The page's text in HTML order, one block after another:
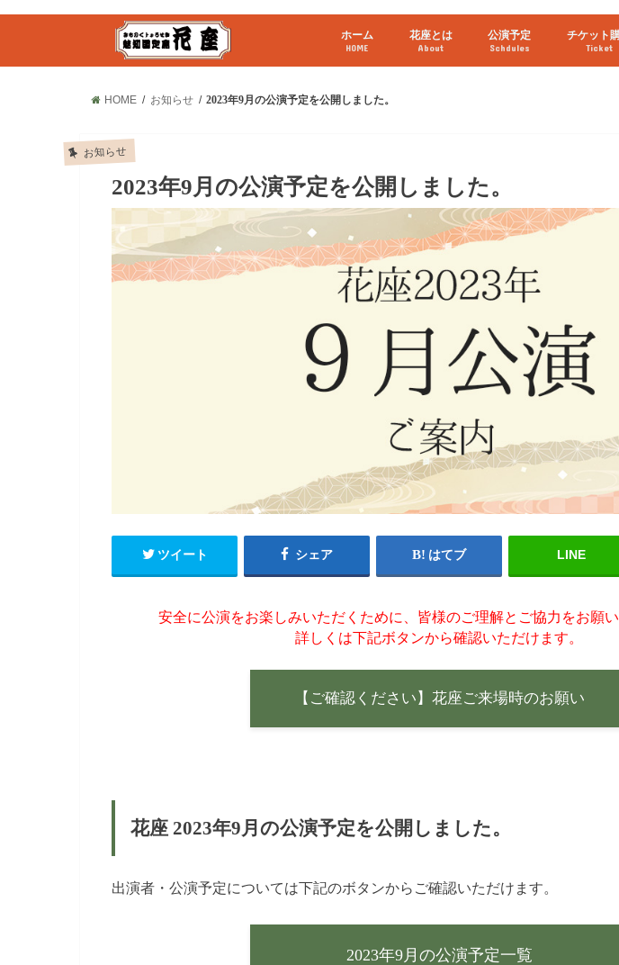
ホーム
HOME
花座とは
About
公演予定
Schdules
チケット
Ticket
HOME お知らせ 2023年9月の公演予定を公開しました。
お知らせ
2023年9月の公演予定を公開しました。
ツイート シェア はてブ LINE
安全に公演をお楽しみいただくために、皆様のご理解とご協力をお願い
詳しくは下記ボタンから確認いただけます。
【ご確認ください】花座ご来場時のお願い
花座 2023年9月の公演予定を公開しました。
出演者・公演予定については下記のボタンからご確認いただけます。
2023年9月の公演予定一覧